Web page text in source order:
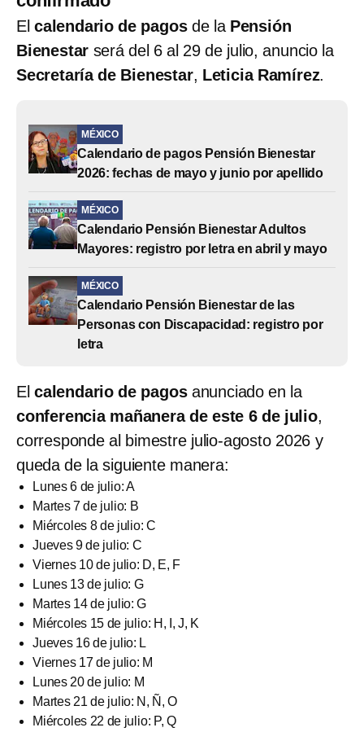
El calendario de pagosde la Pensión
Bienestar será del 6 al 29 de julio, anuncio la
Secretaría de Bienestar, Leticia Ramírez.
MÉXICO
Calendario de pagos Pensión Bienestar
2026: fechas de mayo y junio por apellido
MÉXICO
Calendario Pensión Bienestar Adultos
Mayores: registro por letra en abril y mayo
MÉXICO
Calendario Pensión Bienestar de las
Personas con Discapacidad: registro por
letra
El calendario de pagosanunciado en la
conferencia mañanera de este 6 de julio,
corresponde al bimestre julio-agosto 2026 y
queda de la siguiente manera:
Lunes 6 de julio: A
Martes 7 de julio: B
Miércoles 8 de julio: C
Jueves 9 de julio: C
Viernes 10 de julio: D, E, F
Lunes 13 de julio: G
Martes 14 de julio: G
Miércoles 15 de julio: H, I, J, K
Jueves 16 de julio: L
Viernes 17 de julio: M
Lunes 20 de julio: M
Martes 21 de julio: N, Ñ, O
Miércoles 22 de julio: P, Q